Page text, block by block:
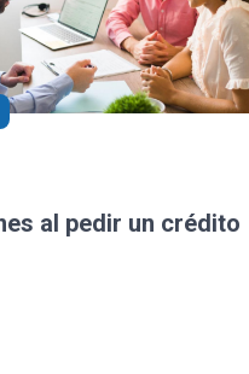
al pedir un crédito